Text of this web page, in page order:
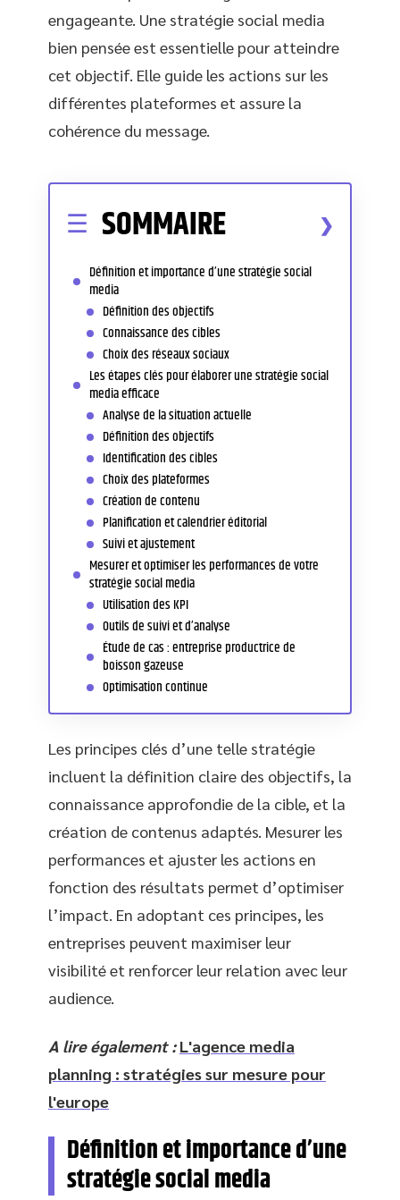
engageante. Une stratégie social media
bien pensée est essentielle pour atteindre
cet objectif. Elle guide les actions sur les
différentes plateformes et assure la
cohérence du message.
SOMMAIRE
Définition et importance d’une stratégie social
media
Définition des objectifs
Connaissance des cibles
Choix des réseaux sociaux
Les étapes clés pour élaborer une stratégie social
media efficace
Analyse de la situation actuelle
Définition des objectifs
Identification des cibles
Choix des plateformes
Création de contenu
Planification et calendrier éditorial
Suivi et ajustement
Mesurer et optimiser les performances de votre
stratégie social media
Utilisation des KPI
Outils de suivi et d’analyse
Étude de cas : entreprise productrice de
boisson gazeuse
Optimisation continue
Les principes clés d’une telle stratégie
incluent la définition claire des objectifs, la
connaissance approfondie de la cible, et la
création de contenus adaptés. Mesurer les
performances et ajuster les actions en
fonction des résultats permet d’optimiser
l’impact. En adoptant ces principes, les
entreprises peuvent maximiser leur
visibilité et renforcer leur relation avec leur
audience.
A lire également : L'agence media
planning : stratégies sur mesure pour
l'europe
Définition et importance d’une
stratégie social media